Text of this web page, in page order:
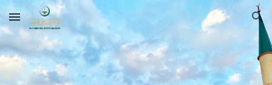
Skip to main content Skip to navigation